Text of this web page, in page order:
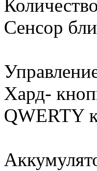
Сенсор
Хард-
QWERTY